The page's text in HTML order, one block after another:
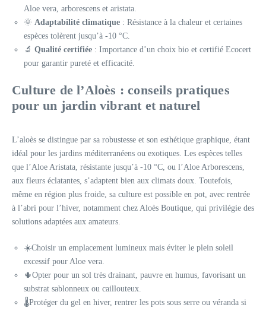
Aloe vera, arborescens et aristata.
🌞 Adaptabilité climatique : Résistance à la chaleur et certaines
espèces tolèrent jusqu’à -10 °C.
🔬 Qualité certifiée : Importance d’un choix bio et certifié Ecocert
pour garantir pureté et efficacité.
Culture de l’Aloès : conseils pratiques
pour un jardin vibrant et naturel
L’aloès se distingue par sa robustesse et son esthétique graphique, étant
idéal pour les jardins méditerranéens ou exotiques. Les espèces telles
que l’Aloe Aristata, résistante jusqu’à -10 °C, ou l’Aloe Arborescens,
aux fleurs éclatantes, s’adaptent bien aux climats doux. Toutefois,
même en région plus froide, sa culture est possible en pot, avec rentrée
à l’abri pour l’hiver, notamment chez Aloès Boutique, qui privilégie des
solutions adaptées aux amateurs.
☀️Choisir un emplacement lumineux mais éviter le plein soleil
excessif pour Aloe vera.
🌵Opter pour un sol très drainant, pauvre en humus, favorisant un
substrat sablonneux ou caillouteux.
🌡️Protéger du gel en hiver, rentrer les pots sous serre ou véranda si